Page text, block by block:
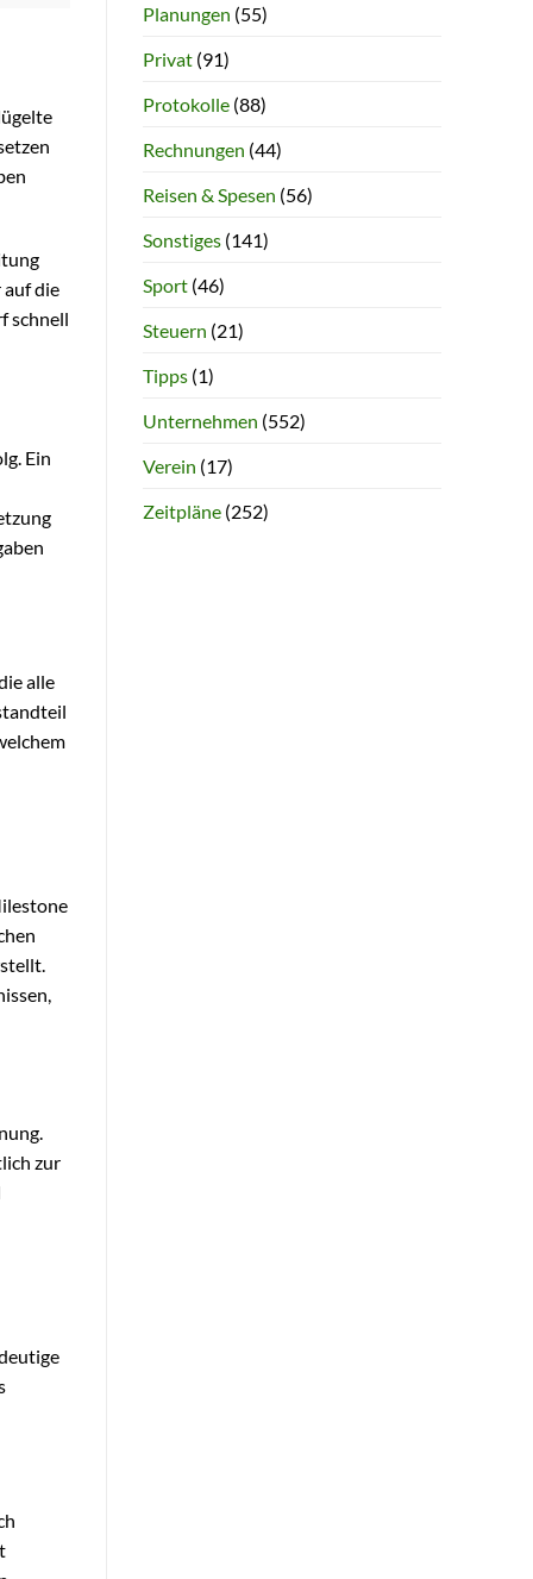
die
schnell
Ein
alle
zur
Planungen (55)
Privat(91)
Protokolle(88)
Rechnungen (44)
Reisen & Spesen (56)
Sonstiges(141)
Sport(46)
Steuern (21)
Tipps(1)
Unternehmen (552)
Verein (17)
Zeitpläne(252)